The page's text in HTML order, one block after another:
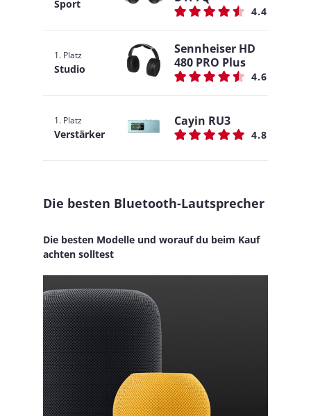
Sport
4.4
1. Platz
Studio
Sennheiser HD
480 PRO Plus
4.6
1. Platz
Verstärker
Cayin RU3
4.8
Die besten Bluetooth-Lautsprecher
Die besten Modelle und worauf du beim Kauf
achten solltest